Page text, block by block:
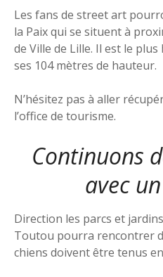
Les fans de street art
la Paix qui se situent à
de Ville de Lille. Il est le
ses 104 mètres de hauteur.
N’hésitez pas à aller
l’office de tourisme.
Continuons
avec
Direction les parcs et
Toutou pourra rencontrer
chiens doivent être tenus